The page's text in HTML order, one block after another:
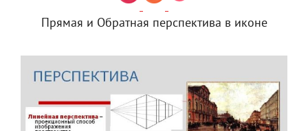
Прямая и Обратная перспектива в иконе